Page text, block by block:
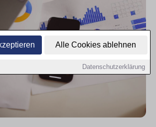
Alle Cookies ablehnen
Datenschutzerklärung